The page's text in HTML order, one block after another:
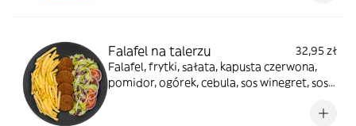
Falafel na talerzu
32,95 zł
Falafel, frytki, sałata, kapusta czerwona,
pomidor, ogórek, cebula, sos winegret, sos